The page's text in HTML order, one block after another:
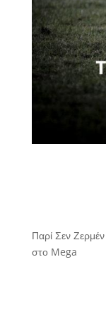
Παρί Σεν
στο Mega